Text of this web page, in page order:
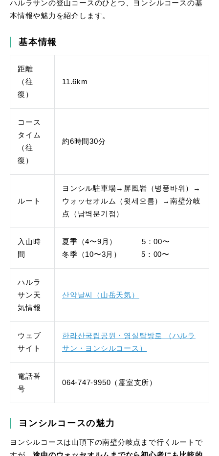
ハルラサンの登山コースのひとつ、ヨンシルコースの基
本情報や魅力を紹介します。
基本情報
距離
（往
復）
11.6km
コース
タイム
（往
復）
約6時間30分
ルート
ヨンシル駐車場→屏風岩（병풍바위）→
ウォッセオルム（윗세오름）→南壁分岐
点（남벽분기점）
入山時
間
夏季（4〜9月） 5：00〜
冬季（10〜3月） 5：00〜
ハルラ
サン天
気情報
산악날씨（山岳天気）
ウェブ
サイト
한라산국립공원・영실탐방로 （ハルラ
サン・ヨンシルコース）
電話番
号
064-747-9950（霊室支所）
ヨンシルコースの魅力
ヨンシルコースは山頂下の南壁分岐点まで行くルートで